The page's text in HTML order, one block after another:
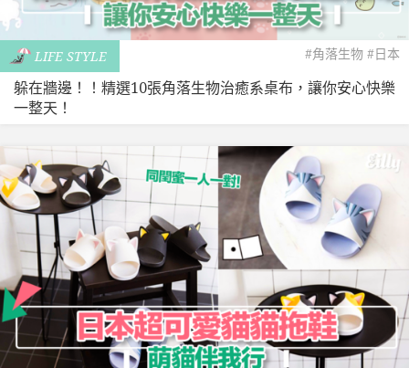
LIFE STYLE #角落生物 #日本
躲在牆邊！！精選10張角落生物治癒系桌布，讓你安心快樂
一整天！